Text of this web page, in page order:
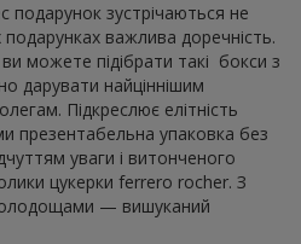
подарунок зустрічаються не
важлива доречність.
ви можете підібрати такі бокси з
дарувати найціннішим
Підкреслює елітність
презентабельна упаковка без
уваги і витонченого
цукерки ferrero rocher. З
— вишуканий